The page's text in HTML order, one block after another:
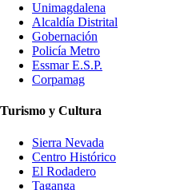
Unimagdalena
Alcaldía Distrital
Gobernación
Policía Metro
Essmar E.S.P.
Corpamag
Turismo y Cultura
Sierra Nevada
Centro Histórico
El Rodadero
Taganga